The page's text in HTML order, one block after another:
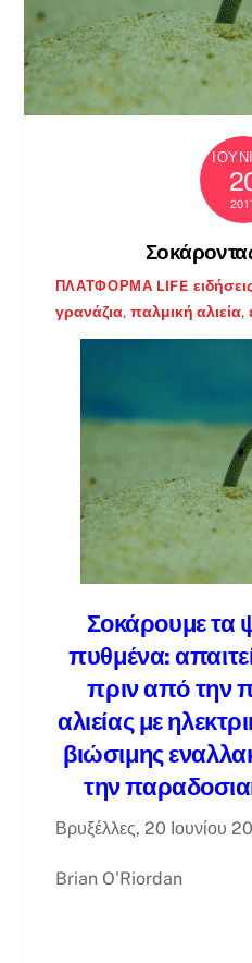
ΠΛΑΤΦΌΡΜΑ LIFE
γρανάζια, παλμική αλιεία,
Σοκάρουμε τα
πυθμένα:
πριν από την
αλιείας με
βιώσιμης
την
Βρυξέλλες, 20 Ιουνίου
Brian O'Riordan